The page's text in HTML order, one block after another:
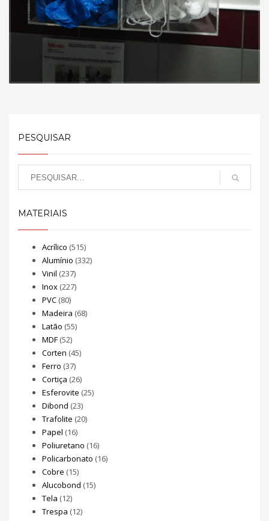
PESQUISAR
MATERIAIS
Acrílico (515)
Alumínio (332)
Vinil (237)
Inox (227)
PVC (80)
Madeira (68)
Latão (55)
MDF (52)
Corten (45)
Ferro (37)
Cortiça (26)
Esferovite (25)
Dibond (23)
Trafolite (20)
Papel (16)
Poliuretano (16)
Policarbonato (16)
Cobre (15)
Alucobond (15)
Tela (12)
Trespa (12)